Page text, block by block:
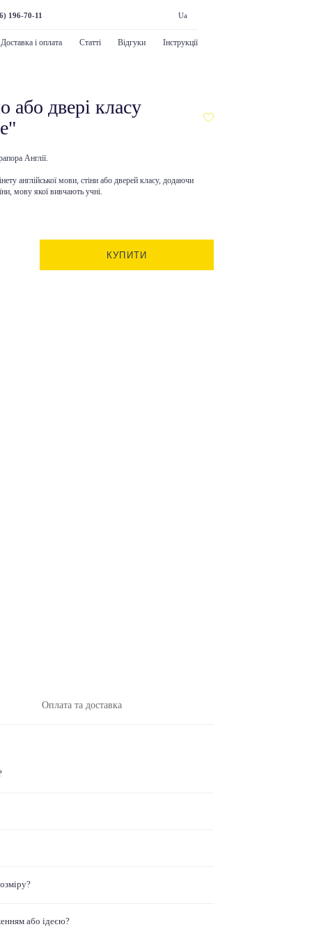
196-70-11 Ua
Доставка і оплата Статті Відгуки Інструкції
або двері класу
Англії.
англійської мови, стіни або дверей класу, додаючи
мову якої вивчають учні.
КУПИТИ
Оплата та доставка
або ідеєю?